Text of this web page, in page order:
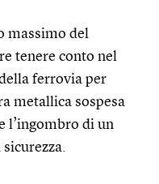
massimo del
tenere conto nel
ferrovia per
metallica sospesa
l’ingombro di un